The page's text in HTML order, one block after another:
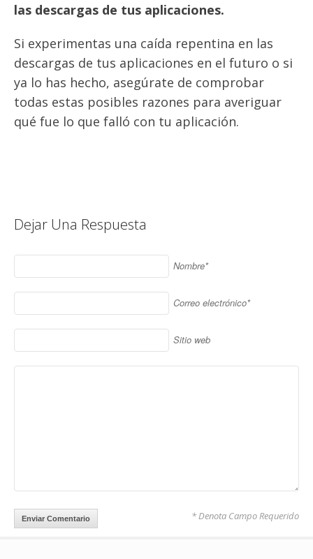
las descargas de tus aplicaciones.
Si experimentas una caída repentina en las
descargas de tus aplicaciones en el futuro o si
ya lo has hecho, asegúrate de comprobar
todas estas posibles razones para averiguar
qué fue lo que falló con tu aplicación.
Dejar Una Respuesta
Nombre*
Correo electrónico*
Sitio web
* Denota Campo Requerido